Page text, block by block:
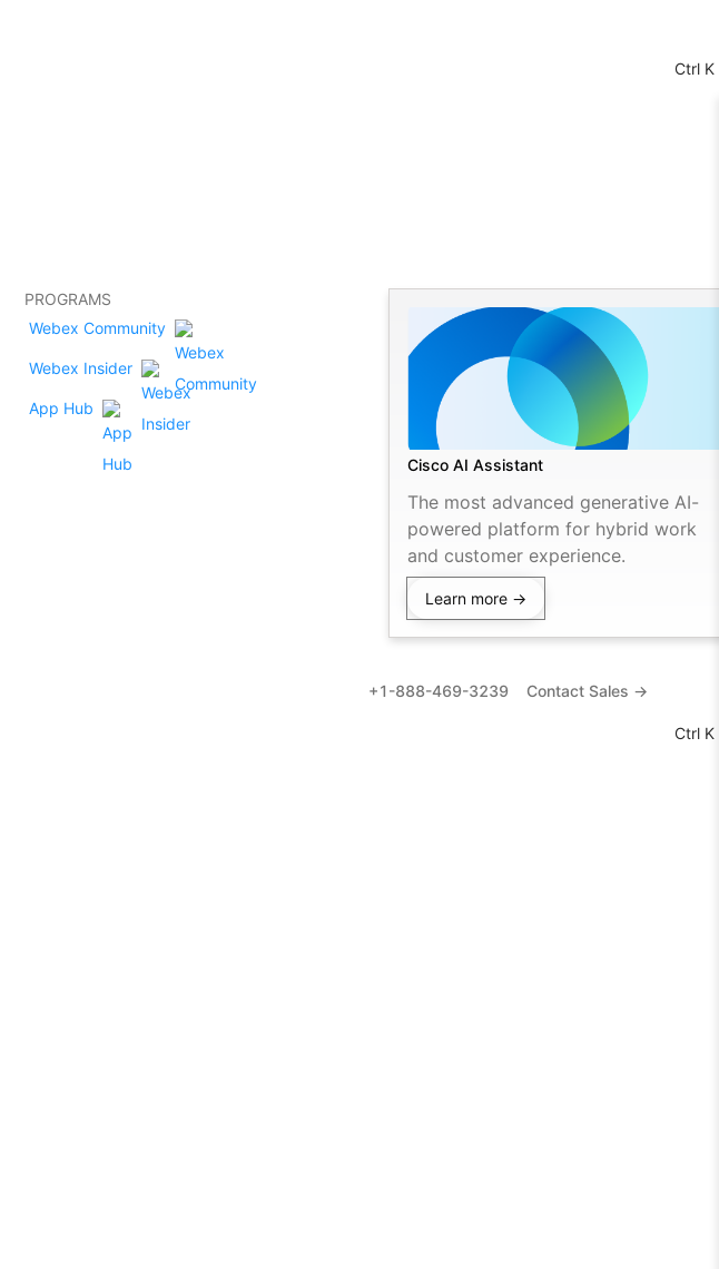
Ctrl K
PROGRAMS
Webex Community
Webex Insider
App Hub
Cisco AI Assistant
The most advanced generative AI-
powered platform for hybrid work
and customer experience.
Learn more →
+1-888-469-3239 Contact Sales →
Ctrl K